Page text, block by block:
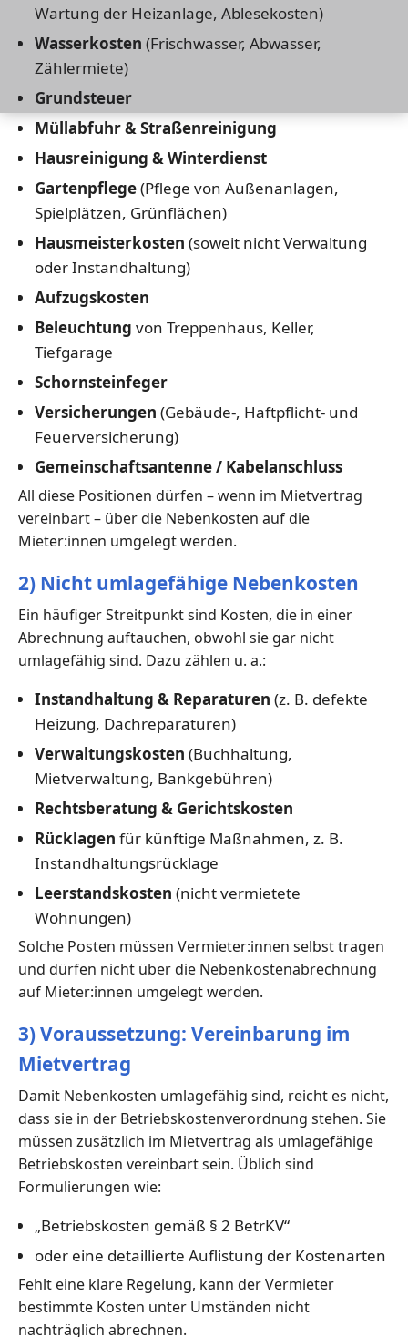
Wartung der Heizanlage, Ablesekosten)
Wasserkosten (Frischwasser, Abwasser,
Zählermiete)
Grundsteuer
Müllabfuhr & Straßenreinigung
Hausreinigung & Winterdienst
Gartenpflege(Pflege von Außenanlagen,
Spielplätzen, Grünflächen)
Hausmeisterkosten (soweit nicht Verwaltung
oder Instandhaltung)
Aufzugskosten
Beleuchtung von Treppenhaus, Keller,
Tiefgarage
Schornsteinfeger
Versicherungen (Gebäude-, Haftpflicht- und
Feuerversicherung)
Gemeinschaftsantenne / Kabelanschluss
All diese Positionen dürfen – wenn im Mietvertrag
vereinbart – über die Nebenkosten auf die
Mieter:innen umgelegt werden.
2) Nicht umlagefähige Nebenkosten
Ein häufiger Streitpunkt sind Kosten, die in einer
Abrechnung auftauchen, obwohl sie gar nicht
umlagefähig sind. Dazu zählen u. a.:
Instandhaltung & Reparaturen (z. B. defekte
Heizung, Dachreparaturen)
Verwaltungskosten (Buchhaltung,
Mietverwaltung, Bankgebühren)
Rechtsberatung & Gerichtskosten
Rücklagen für künftige Maßnahmen, z. B.
Instandhaltungsrücklage
Leerstandskosten (nicht vermietete
Wohnungen)
Solche Posten müssen Vermieter:innen selbst tragen
und dürfen nicht über die Nebenkostenabrechnung
auf Mieter:innen umgelegt werden.
3) Voraussetzung: Vereinbarung im
Mietvertrag
Damit Nebenkosten umlagefähig sind, reicht es nicht,
dass sie in der Betriebskostenverordnung stehen. Sie
müssen zusätzlich im Mietvertrag als umlagefähige
Betriebskosten vereinbart sein. Üblich sind
Formulierungen wie:
„Betriebskosten gemäß § 2 BetrKV“
oder eine detaillierte Auflistung der Kostenarten
Fehlt eine klare Regelung, kann der Vermieter
bestimmte Kosten unter Umständen nicht
nachträglich abrechnen.